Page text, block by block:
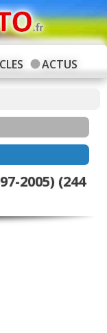
ACTUS
2005) (244